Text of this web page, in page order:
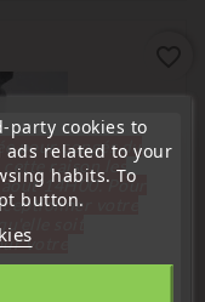
party cookies to
ads related to your
habits. To
button.
pour congés du
cette raison les
14H00. Pour
votre
soit
votre